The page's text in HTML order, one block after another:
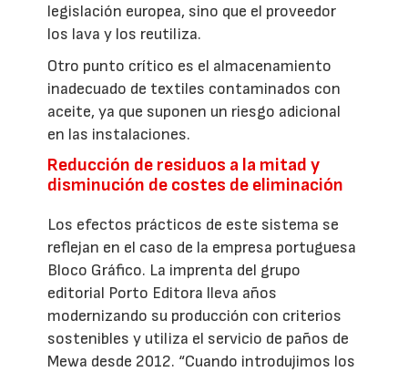
legislación europea, sino que el proveedor
los lava y los reutiliza.
Otro punto crítico es el almacenamiento
inadecuado de textiles contaminados con
aceite, ya que suponen un riesgo adicional
en las instalaciones.
Reducción de residuos a la mitad y
disminución de costes de eliminación
Los efectos prácticos de este sistema se
reflejan en el caso de la empresa portuguesa
Bloco Gráfico. La imprenta del grupo
editorial Porto Editora lleva años
modernizando su producción con criterios
sostenibles y utiliza el servicio de paños de
Mewa desde 2012. “Cuando introdujimos los